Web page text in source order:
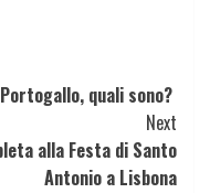
quali sono?
Next
alla Festa di Santo
Antonio a Lisbona